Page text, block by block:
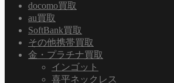
docomo買取
au買取
SoftBank買取
その他携帯買取
金・プラチナ買取
インゴット
喜平ネックレス